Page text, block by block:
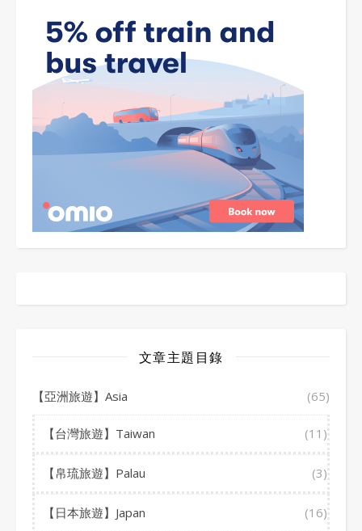
文章主題目錄
【亞洲旅遊】Asia (65)
【台灣旅遊】Taiwan (11)
【帛琉旅遊】Palau (3)
【日本旅遊】Japan (16)